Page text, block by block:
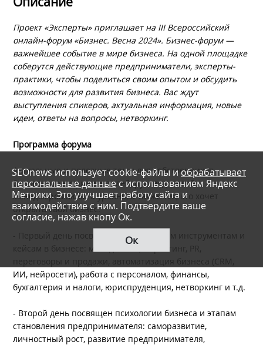
Проект «Эксперты» приглашает на III Всероссийский
онлайн-форум «Бизнес. Весна 2024». Бизнес-форум —
важнейшее событие в мире бизнеса. На одной площадке
соберутся действующие предприниматели, эксперты-
практики, чтобы поделиться своим опытом и обсудить
возможности для развития бизнеса. Вас ждут
выступления спикеров, актуальная информация, новые
идеи, ответы на вопросы, нетворкинг.
Программа форума
Актуальные и полезные темы для собственников
бизнеса, предпринимателей, руководителей и
менеджеров любого уровня, а также тех, кто хочет
открыть свой бизнес.
- Первый день посвящен практическим инструментам и
кейсам в бизнесе: менеджмент, маркетинг, PR,
переговоры и продажи, автоматизация бизнеса (CRM,
ИИ, нейросети), работа с персоналом, финансы,
бухгалтерия и налоги, юриспруденция, нетворкинг и т.д.
- Второй день посвящен психологии бизнеса и этапам
становления предпринимателя: саморазвитие,
личностный рост, развитие предпринимателя,
SEOnews использует cookie-файлы иобрабатывает
персональные данныес использованием Яндекс
Метрики. Это улучшает работу сайта и
взаимодействие с ним. Подтвердите ваше
согласие, нажав кнопу Ок.
Ок